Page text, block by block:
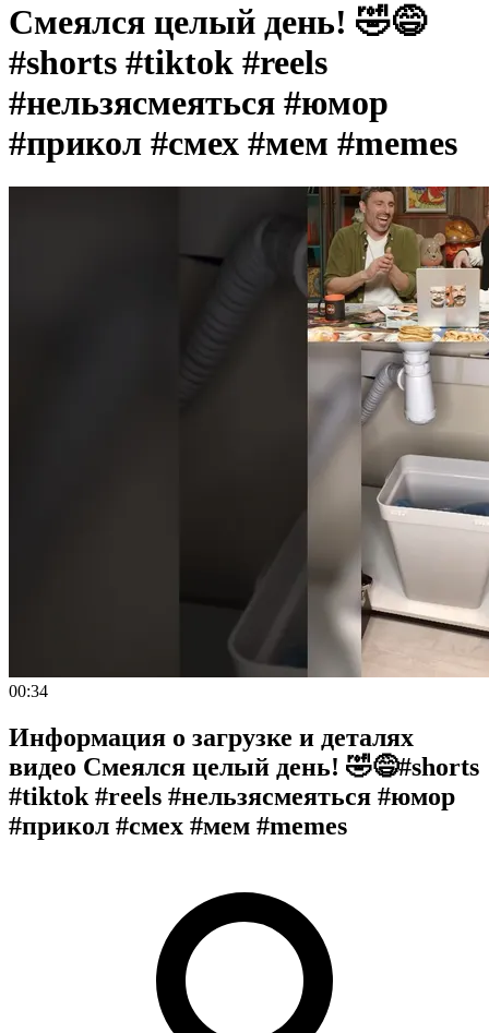
Смеялся целый день! 🤣😅
#shorts #tiktok #reels
#нельзясмеяться #юмор
#прикол #смех #мем #memes
00:34
Информация о загрузке и деталях
видео Смеялся целый день! 🤣😅#shorts
#tiktok #reels #нельзясмеяться #юмор
#прикол #смех #мем #memes